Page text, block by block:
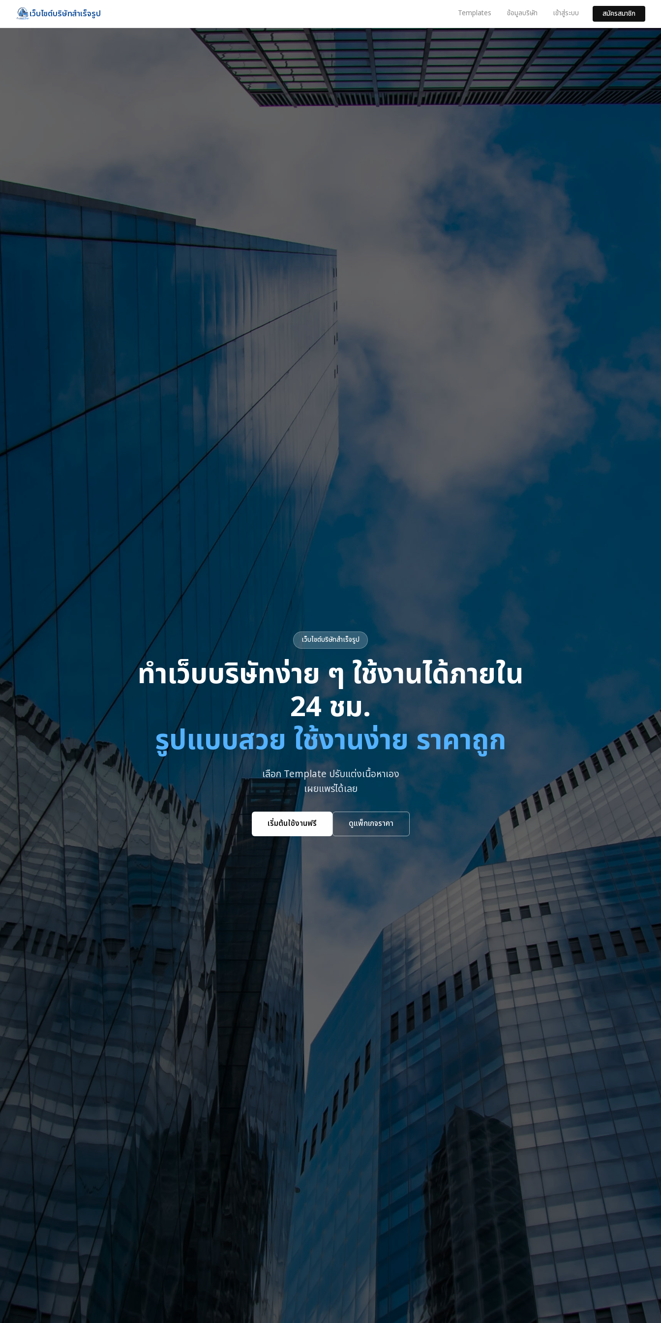
เว็บไซต์บริษัทสำเร็จรูป Templates ข้อมูลบริษัท เข้าสู่ระบบ สมัครสมาชิก
เว็บไซต์บริษัทสำเร็จรูป
ทำเว็บบริษัทง่าย ๆ ใช้งานได้ภายใน
24 ชม.
รูปแบบสวย ใช้งานง่าย ราคาถูก
เลือก Template ปรับแต่งเนื้อหาเอง
เผยแพร่ได้เลย
เริ่มต้นใช้งานฟรี ดูแพ็กเกจราคา